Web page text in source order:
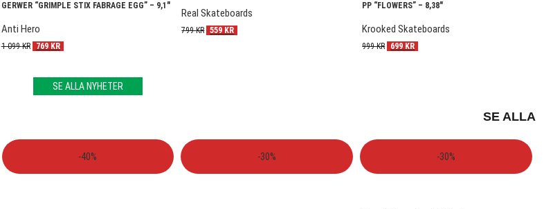
GERWER “GRIMPLE STIX FABRAGE EGG” – 9,1″
Anti Hero
1 099KR 769 KR
Real Skateboards
799KR 559 KR
PP “FLOWERS” – 8,38″
Krooked Skateboards
999KR 699 KR
SE ALLA NYHETER
SE ALLA
-40% -30% -30%